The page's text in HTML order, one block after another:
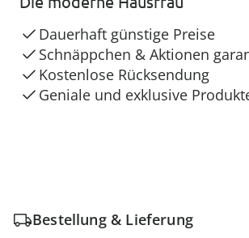
Dauerhaft günstige Preise
Schnäppchen & Aktionen
Kostenlose Rücksendung
Geniale und exklusive
Bestellung & Lieferung